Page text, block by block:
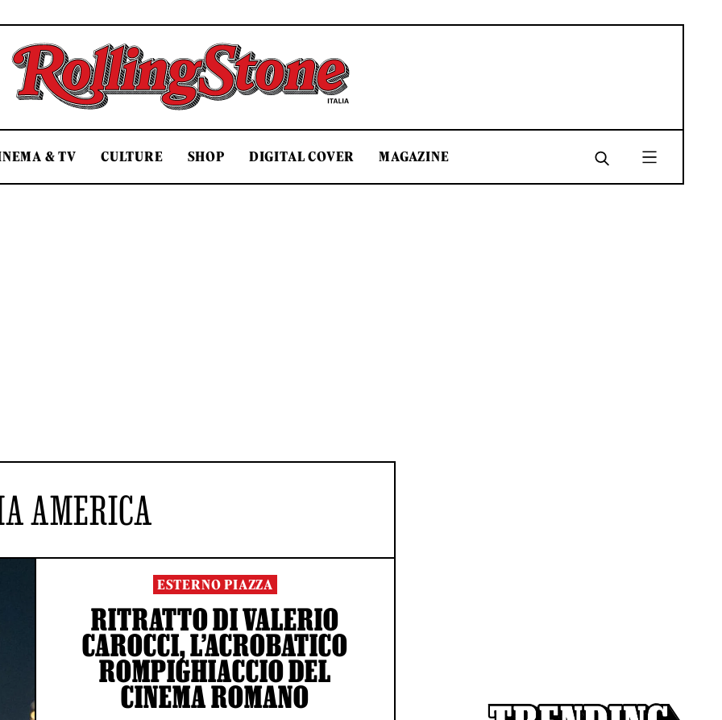
Rolling Stone Italia
& TV CULTURE SHOP DIGITAL COVER MAGAZINE
AMERICA
ESTERNO PIAZZA
RITRATTO DI VALERIO
CAROCCI, L’ACROBATICO
ROMPIGHIACCIO DEL
CINEMA ROMANO